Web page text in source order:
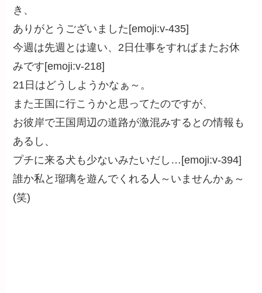
き、
ありがとうございました[emoji:v-435]
今週は先週とは違い、2日仕事をすればまたお休
みです[emoji:v-218]
21日はどうしようかなぁ～。
また王国に行こうかと思ってたのですが、
お彼岸で王国周辺の道路が激混みするとの情報も
あるし、
プチに来る犬も少ないみたいだし…[emoji:v-394]
誰か私と瑠璃を遊んでくれる人～いませんかぁ～
(笑)